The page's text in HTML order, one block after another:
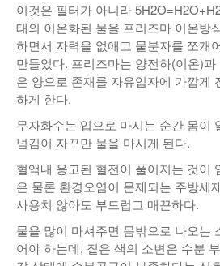
이것은 필터가 아니라
태의 이온화된 물을 프리즈마 이온방
하면서 자력을 없애고 물분자를 쪼개
만들었다. 프리즈마는 양전하(이온)
은 양으로 존재를 자유입자에 가깝게
하게 한다.
무자화수는 입으로 마시는 순간 몸이
넘김이 자꾸만 물을 마시게 된다.
혈액내 응고된 혈전이 풀어지는 것이
은 물론 환경오염이 문제되는 주방세
사용치 않아도 부드럽고 매끈하다.
물을 많이 마셔주면 몸밖으로 나오는
어야 하는데, 짙은 색의 소변은 수분